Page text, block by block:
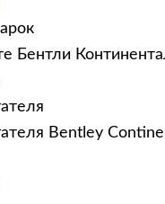
Бентли
Bentley